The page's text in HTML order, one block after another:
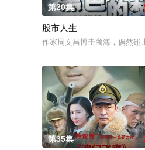
第20集
股市人生
作家周文昌博击商海，偶然碰
第35集